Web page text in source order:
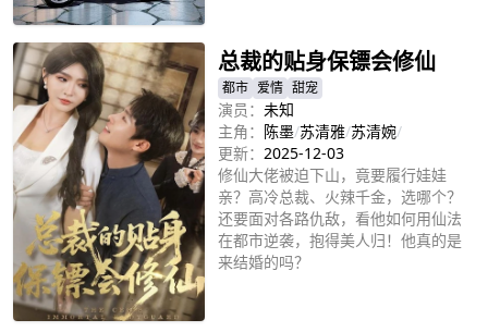
总裁的贴身保镖会修仙
都市 爱情 甜宠
演员： 未知
主角： 陈墨/苏清雅/苏清婉/
更新： 2025-12-03
修仙大佬被迫下山，竟要履行娃娃
亲？高冷总裁、火辣千金，选哪个？
还要面对各路仇敌，看他如何用仙法
在都市逆袭，抱得美人归！他真的是
来结婚的吗？